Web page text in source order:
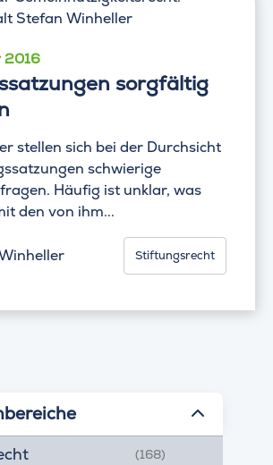
2016
sorgfältig
stellen sich bei der Durchsicht
schwierige
Häufig ist unklar, was
den von ihm...
Stiftungsrecht
(168)